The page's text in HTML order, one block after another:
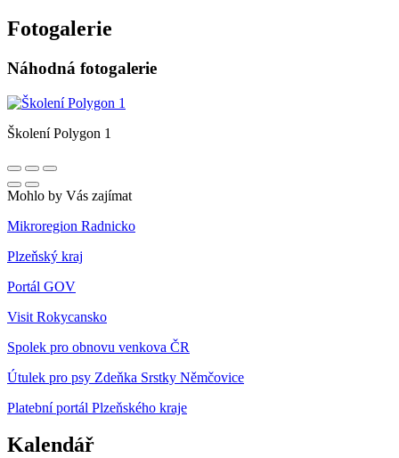
Fotogalerie
Náhodná fotogalerie
Školení Polygon 1
Mohlo by Vás zajímat
Mikroregion Radnicko
Plzeňský kraj
Portál GOV
Visit Rokycansko
Spolek pro obnovu venkova ČR
Útulek pro psy Zdeňka Srstky Němčovice
Platební portál Plzeňského kraje
Kalendář